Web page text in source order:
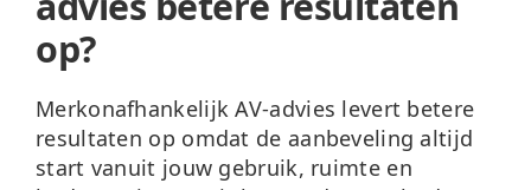
op?
Merkonafhankelijk AV-advies levert betere
resultaten op omdat de aanbeveling altijd
start vanuit jouw gebruik, ruimte en